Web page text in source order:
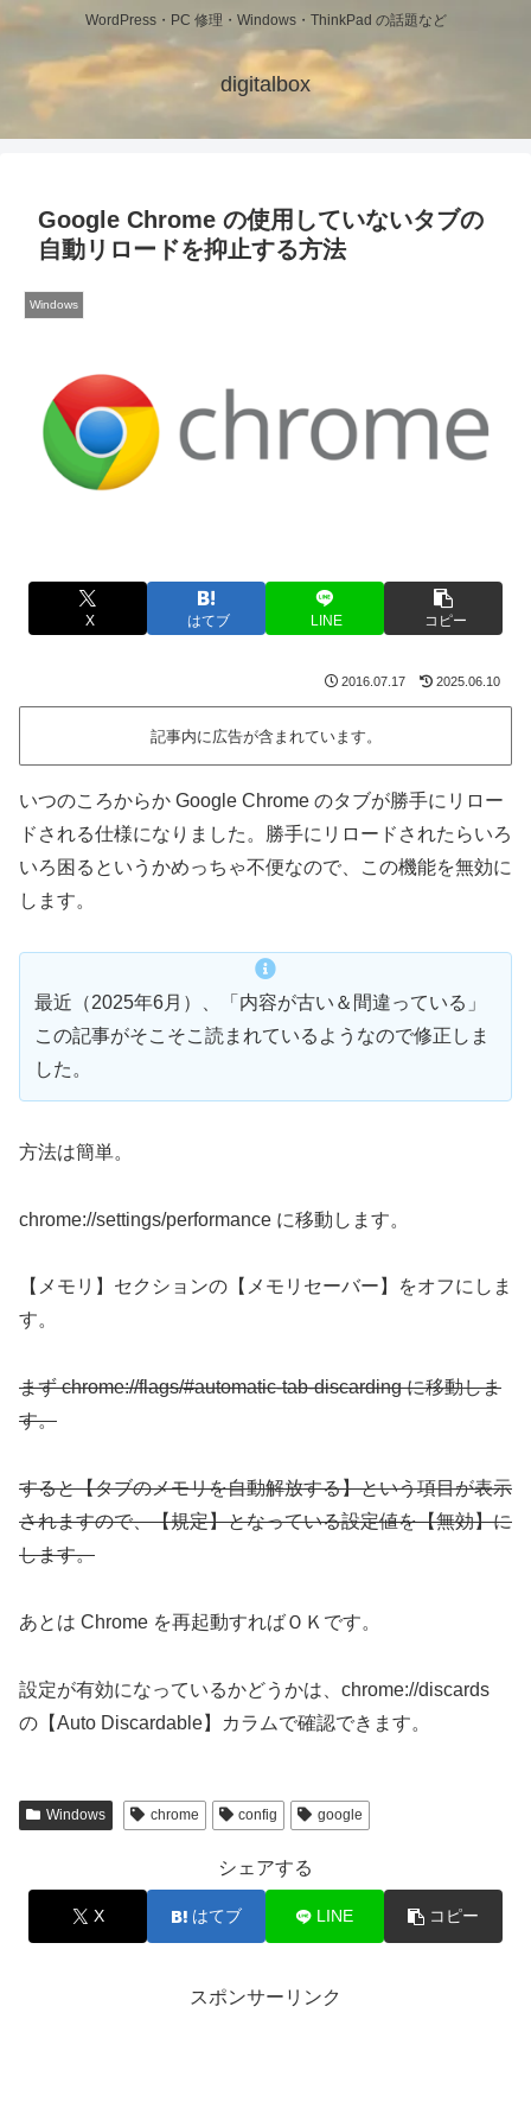
WordPress・PC 修理・Windows・ThinkPad の話題など
digitalbox
Google Chrome の使用していないタブの
自動リロードを抑止する方法
Windows
X はてブ LINE コピー
2016.07.17 2025.06.10
記事内に広告が含まれています。
いつのころからか Google Chrome のタブが勝手にリロー
ドされる仕様になりました。勝手にリロードされたらいろ
いろ困るというかめっちゃ不便なので、この機能を無効に
します。
最近（2025年6月）、「内容が古い＆間違っている」
この記事がそこそこ読まれているようなので修正しま
した。
方法は簡単。
chrome://settings/performance に移動します。
【メモリ】セクションの【メモリセーバー】をオフにしま
す。
まず chrome://flags/#automatic-tab-discarding に移動しま
す。
すると【タブのメモリを自動解放する】という項目が表示
されますので、【規定】となっている設定値を【無効】に
します。
あとは Chrome を再起動すればＯＫです。
設定が有効になっているかどうかは、chrome://discards
の【Auto Discardable】カラムで確認できます。
Windows chrome config google
シェアする
X はてブ LINE コピー
スポンサーリンク